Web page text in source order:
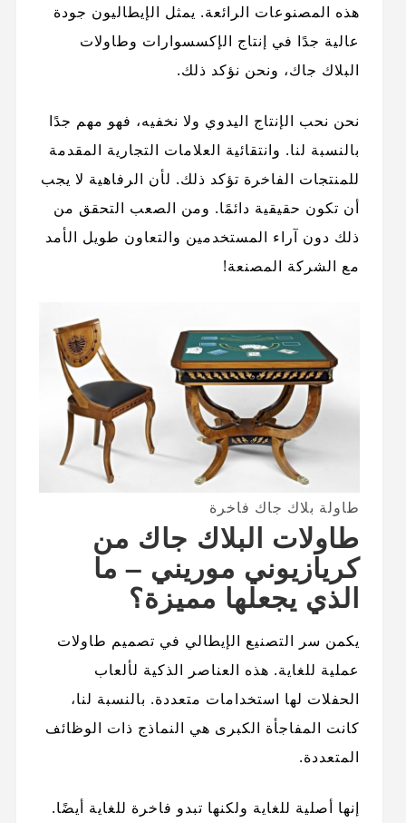
هذه المصنوعات الرائعة. يمثل الإيطاليون جودة
عالية جدًا في إنتاج الإكسسوارات وطاولات
البلاك جاك، ونحن نؤكد ذلك.
نحن نحب الإنتاج اليدوي ولا نخفيه، فهو مهم جدًا
بالنسبة لنا. وانتقائية العلامات التجارية المقدمة
للمنتجات الفاخرة تؤكد ذلك. لأن الرفاهية لا يجب
أن تكون حقيقية دائمًا. ومن الصعب التحقق من
ذلك دون آراء المستخدمين والتعاون طويل الأمد
مع الشركة المصنعة!
طاولة بلاك جاك فاخرة
طاولات البلاك جاك من
كريازيوني موريني – ما
الذي يجعلها مميزة؟
يكمن سر التصنيع الإيطالي في تصميم طاولات
عملية للغاية. هذه العناصر الذكية لألعاب
الحفلات لها استخدامات متعددة. بالنسبة لنا،
كانت المفاجأة الكبرى هي النماذج ذات الوظائف
المتعددة.
إنها أصلية للغاية ولكنها تبدو فاخرة للغاية أيضًا.